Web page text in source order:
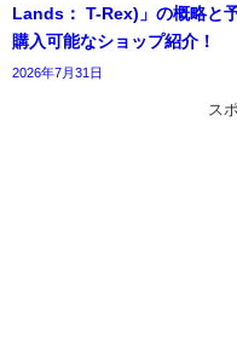
Lands： T-Rex)」の概略と
購入可能なショップ紹介！
2026年7月31日
ス